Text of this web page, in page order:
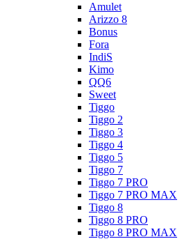
Amulet
Arizzo 8
Bonus
Fora
IndiS
Kimo
QQ6
Sweet
Tiggo
Tiggo 2
Tiggo 3
Tiggo 4
Tiggo 5
Tiggo 7
Tiggo 7 PRO
Tiggo 7 PRO MAX
Tiggo 8
Tiggo 8 PRO
Tiggo 8 PRO MAX